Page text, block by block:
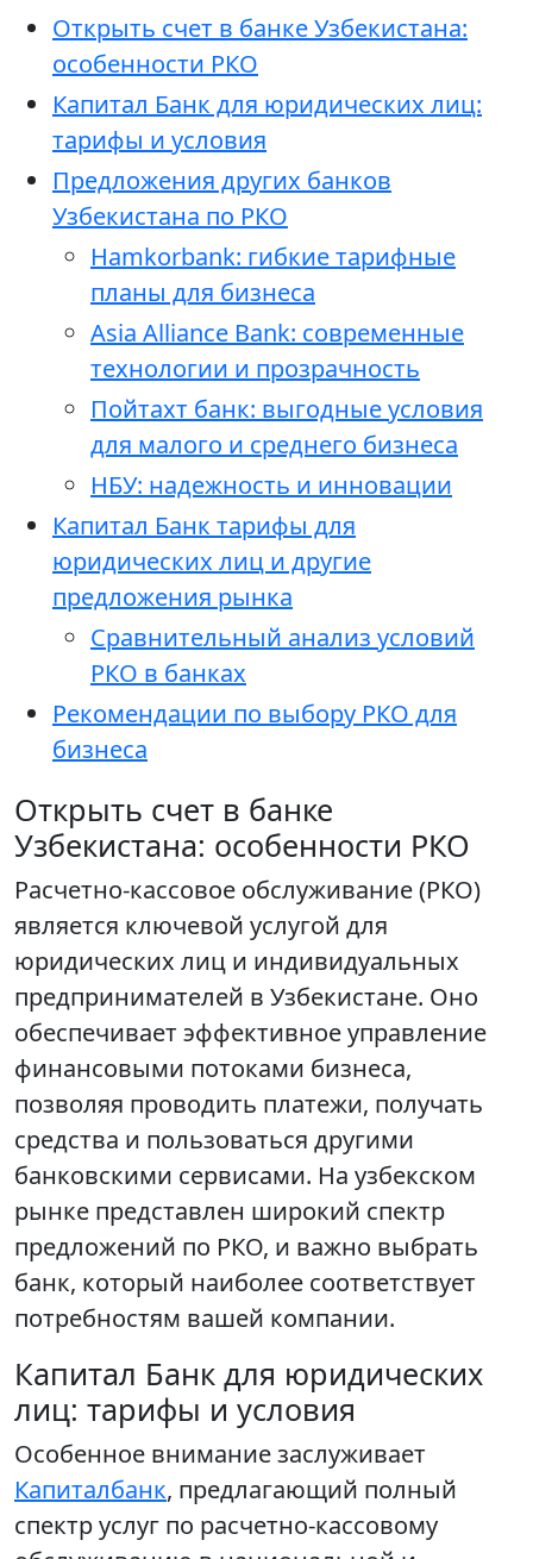
Открыть счет в банке Узбекистана:
особенности РКО
Капитал Банк для юридических лиц:
тарифы и условия
Предложения других банков
Узбекистана по РКО
Hamkorbank: гибкие тарифные
планы для бизнеса
Asia Alliance Bank: современные
технологии и прозрачность
Пойтахт банк: выгодные условия
для малого и среднего бизнеса
НБУ: надежность и инновации
Капитал Банк тарифы для
юридических лиц и другие
предложения рынка
Сравнительный анализ условий
РКО в банках
Рекомендации по выбору РКО для
бизнеса
Открыть счет в банке
Узбекистана: особенности РКО
Расчетно-кассовое обслуживание (РКО)
является ключевой услугой для
юридических лиц и индивидуальных
предпринимателей в Узбекистане. Оно
обеспечивает эффективное управление
финансовыми потоками бизнеса,
позволяя проводить платежи, получать
средства и пользоваться другими
банковскими сервисами. На узбекском
рынке представлен широкий спектр
предложений по РКО, и важно выбрать
банк, который наиболее соответствует
потребностям вашей компании.
Капитал Банк для юридических
лиц: тарифы и условия
Особенное внимание заслуживает
Капиталбанк, предлагающий полный
спектр услуг по расчетно-кассовому